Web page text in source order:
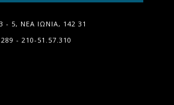
- 5, ΝΈΑ ΙΩΝΊΑ, 142 31
- 210-51.57.310